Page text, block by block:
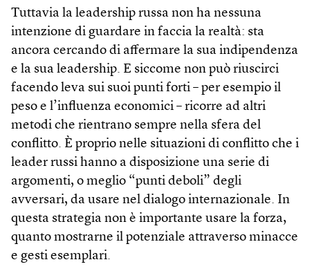
Tuttavia la leadership russa non ha nessuna
intenzione di guardare in faccia la realtà: sta
ancora cercando di affermare la sua indipendenza
e la sua leadership. E siccome non può riuscirci
facendo leva sui suoi punti forti – per esempio il
peso e l’influenza economici – ricorre ad altri
metodi che rientrano sempre nella sfera del
conflitto. È proprio nelle situazioni di conflitto che i
leader russi hanno a disposizione una serie di
argomenti, o meglio “punti deboli” degli
avversari, da usare nel dialogo internazionale. In
questa strategia non è importante usare la forza,
quanto mostrarne il potenziale attraverso minacce
e gesti esemplari.